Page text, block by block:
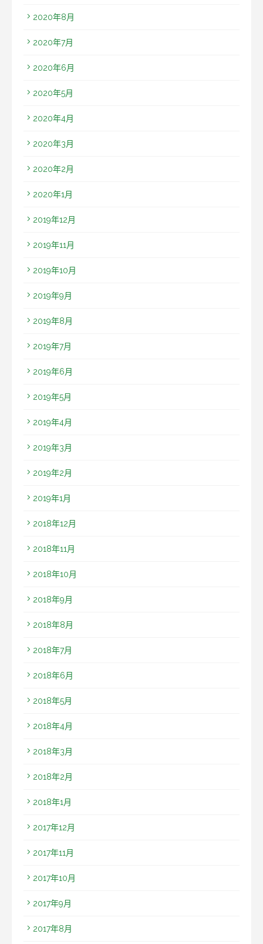
2020年8月
2020年7月
2020年6月
2020年5月
2020年4月
2020年3月
2020年2月
2020年1月
2019年12月
2019年11月
2019年10月
2019年9月
2019年8月
2019年7月
2019年6月
2019年5月
2019年4月
2019年3月
2019年2月
2019年1月
2018年12月
2018年11月
2018年10月
2018年9月
2018年8月
2018年7月
2018年6月
2018年5月
2018年4月
2018年3月
2018年2月
2018年1月
2017年12月
2017年11月
2017年10月
2017年9月
2017年8月